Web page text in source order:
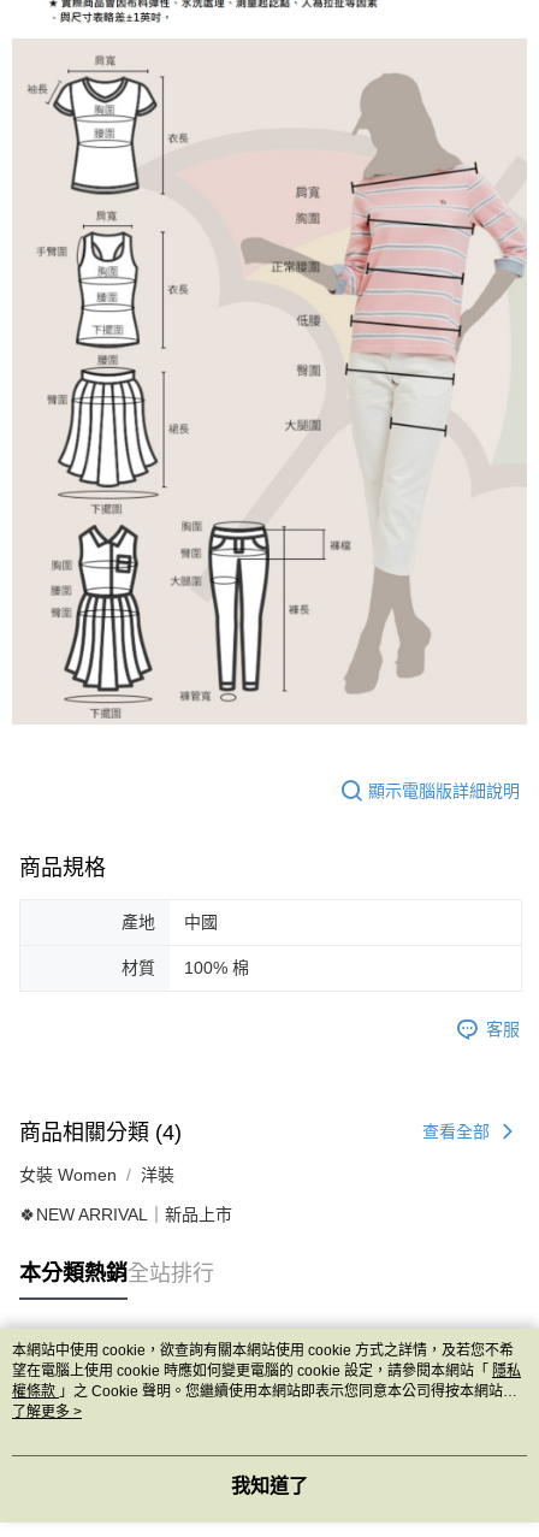
顯示電腦版詳細說明
商品規格
產地 中國
材質 100% 棉
客服
商品相關分類 (4) 查看全部
女裝 Women 洋裝
🍀NEW ARRIVAL｜新品上市
本分類熱銷全站排行
熱門標籤
本網站中使用 cookie，欲查詢有關本網站使用 cookie 方式之詳情，及若您不希
望在電腦上使用 cookie 時應如何變更電腦的 cookie 設定，請參閱本網站「 隱私
權條款 」之 Cookie 聲明。您繼續使用本網站即表示您同意本公司得按本網站使
用條款之 Cookie 聲明使用 cookie。
了解更多 >
我知道了